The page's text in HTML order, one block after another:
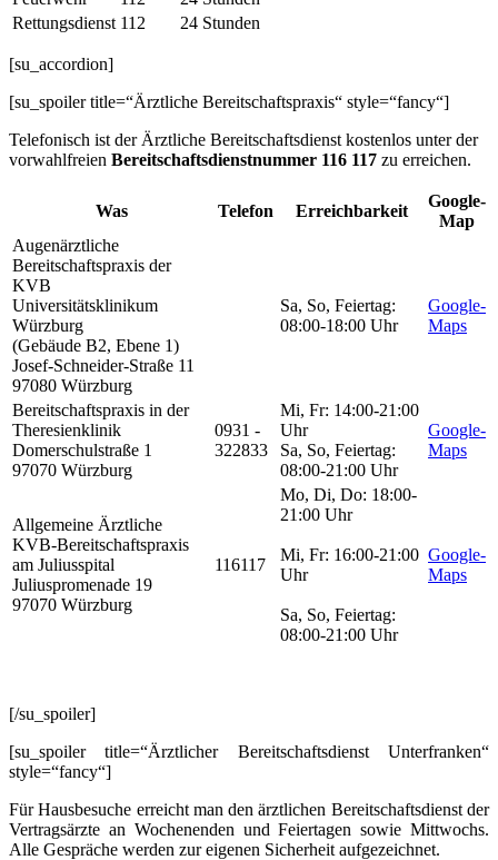
Rettungsdienst 112 24 Stunden
[su_accordion]
[su_spoiler title=“Ärztliche Bereitschaftspraxis“ style=“fancy“]
Telefonisch ist der Ärztliche Bereitschaftsdienst kostenlos unter der
vorwahlfreien Bereitschaftsdienstnummer 116 117 zu erreichen.
Was Telefon Erreichbarkeit
Google-
Map
Augenärztliche
Bereitschaftspraxis der
KVB
Universitätsklinikum
Würzburg
(Gebäude B2, Ebene 1)
Josef-Schneider-Straße 11
97080 Würzburg
Sa, So, Feiertag:
08:00-18:00 Uhr
Google-
Maps
Bereitschaftspraxis in der
Theresienklinik
Domerschulstraße 1
97070 Würzburg
0931 -
322833
Mi, Fr: 14:00-21:00
Uhr
Sa, So, Feiertag:
08:00-21:00 Uhr
Google-
Maps
Allgemeine Ärztliche
KVB-Bereitschaftspraxis
am Juliusspital
Juliuspromenade 19
97070 Würzburg
116117
Mo, Di, Do: 18:00-
21:00 Uhr
Mi, Fr: 16:00-21:00
Uhr
Sa, So, Feiertag:
08:00-21:00 Uhr
Google-
Maps
[/su_spoiler]
[su_spoiler title=“Ärztlicher Bereitschaftsdienst Unterfranken“
style=“fancy“]
Für Hausbesuche erreicht man den ärztlichen Bereitschaftsdienst der
Vertragsärzte an Wochenenden und Feiertagen sowie Mittwochs.
Alle Gespräche werden zur eigenen Sicherheit aufgezeichnet.